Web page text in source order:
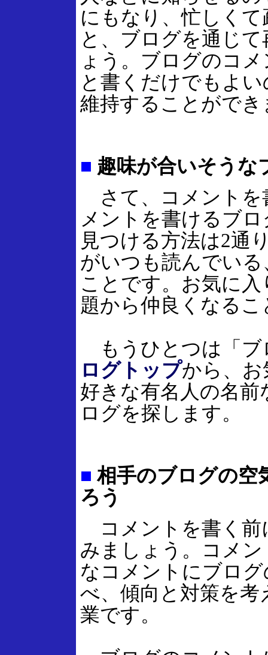
にもなり、忙しく
と、ブログを通じ
ょう。ブログのコ
と書くだけでもよ
維持することができ
■ 趣味が合いそうな
さて、コメント
メントを書けるブ
見つける方法は2通
がいつも読んでい
ことです。お気に
題から仲良くなる
もうひとつは「ブ
ログトップから、お
好きな有名人の名
ログを探します。
■ 相手のブログの空
ろう
コメントを書く前
みましょう。コメ
なコメントにブロ
べ、傾向と対策を
業です。